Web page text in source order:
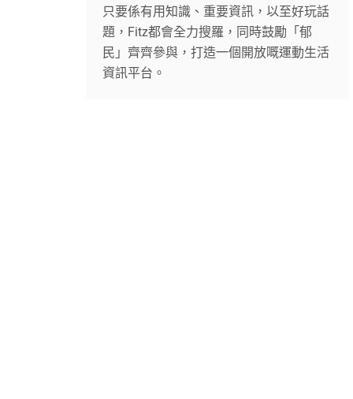
只要係有用知識、重要資訊，以至好玩話
題，Fitz都會全力搜羅，同時鼓勵「郁
民」齊齊參與，打造一個開放嘅運動生活
資訊平台。